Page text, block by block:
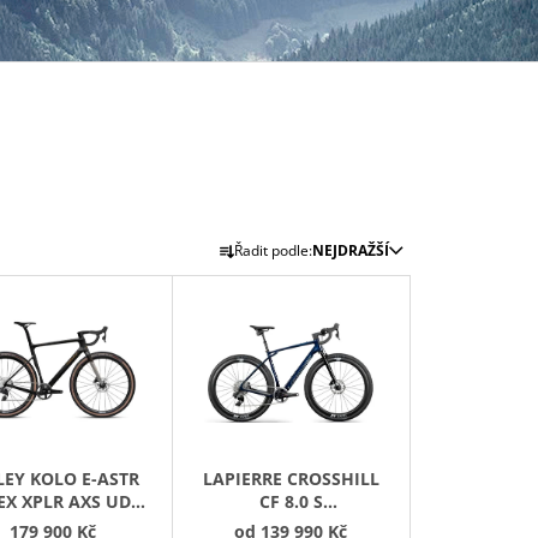
Ř
A
N
Í
P
O
Řadit podle:NEJDRAŽŠÍ
KOLO E-ASTR
XPLR AXS UD
SILVER/BRONZE
179 900 Kč
LAPIERRE CROSSHILL
CF 8.0 S
TRANSLUCENT HEX
od 139 990 Kč